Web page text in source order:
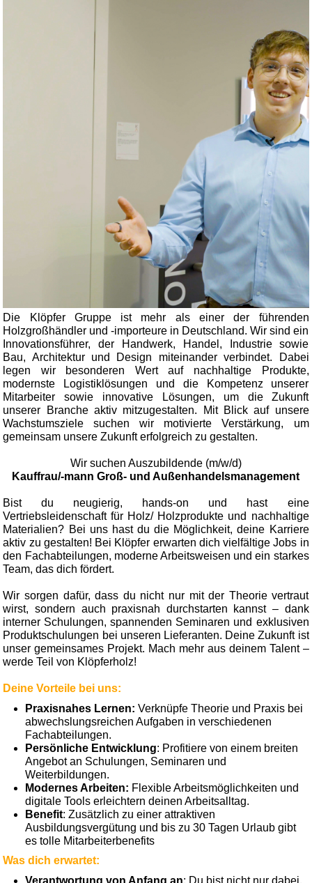
Die Klöpfer Gruppe ist mehr als einer der führenden
Holzgroßhändler und -importeure in Deutschland. Wir sind ein
Innovationsführer, der Handwerk, Handel, Industrie sowie
Bau, Architektur und Design miteinander verbindet. Dabei
legen wir besonderen Wert auf nachhaltige Produkte,
modernste Logistiklösungen und die Kompetenz unserer
Mitarbeiter sowie innovative Lösungen, um die Zukunft
unserer Branche aktiv mitzugestalten. Mit Blick auf unsere
Wachstumsziele suchen wir motivierte Verstärkung, um
gemeinsam unsere Zukunft erfolgreich zu gestalten.
Wir suchen Auszubildende (m/w/d)
Kauffrau/-mann Groß- und Außenhandelsmanagement
Bist du neugierig, hands-on und hast eine
Vertriebsleidenschaft für Holz/ Holzprodukte und nachhaltige
Materialien? Bei uns hast du die Möglichkeit, deine Karriere
aktiv zu gestalten! Bei Klöpfer erwarten dich vielfältige Jobs in
den Fachabteilungen, moderne Arbeitsweisen und ein starkes
Team, das dich fördert.
Wir sorgen dafür, dass du nicht nur mit der Theorie vertraut
wirst, sondern auch praxisnah durchstarten kannst – dank
interner Schulungen, spannenden Seminaren und exklusiven
Produktschulungen bei unseren Lieferanten. Deine Zukunft ist
unser gemeinsames Projekt. Mach mehr aus deinem Talent –
werde Teil von Klöpferholz!
Deine Vorteile bei uns:
Praxisnahes Lernen: Verknüpfe Theorie und Praxis bei
abwechslungsreichen Aufgaben in verschiedenen
Fachabteilungen.
Persönliche Entwicklung: Profitiere von einem breiten
Angebot an Schulungen, Seminaren und
Weiterbildungen.
Modernes Arbeiten: Flexible Arbeitsmöglichkeiten und
digitale Tools erleichtern deinen Arbeitsalltag.
Benefit: Zusätzlich zu einer attraktiven
Ausbildungsvergütung und bis zu 30 Tagen Urlaub gibt
es tolle Mitarbeiterbenefits
Was dich erwartet:
Verantwortung von Anfang an: Du bist nicht nur dabei,